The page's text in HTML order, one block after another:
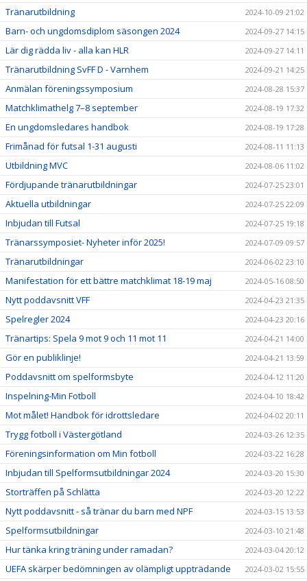
Tränarutbildning 2024-10-09 21:02
Barn- och ungdomsdiplom säsongen 2024 2024-09-27 14:15
Lär dig rädda liv - alla kan HLR 2024-09-27 14:11
Tränarutbildning SvFF D - Varnhem 2024-09-21 14:25
Anmälan föreningssymposium 2024-08-28 15:37
Matchklimathelg 7–8 september 2024-08-19 17:32
En ungdomsledares handbok 2024-08-19 17:28
Frimånad för futsal 1-31 augusti 2024-08-11 11:13
Utbildning MVC 2024-08-06 11:02
Fördjupande tränarutbildningar 2024-07-25 23:01
Aktuella utbildningar 2024-07-25 22:09
Inbjudan till Futsal 2024-07-25 19:18
Tränarssymposiet- Nyheter inför 2025! 2024-07-09 09:57
Tränarutbildningar 2024-06-02 23:10
Manifestation för ett bättre matchklimat 18-19 maj 2024-05-16 08:50
Nytt poddavsnitt VFF 2024-04-23 21:35
Spelregler 2024 2024-04-23 20:16
Tränartips: Spela 9 mot 9 och 11 mot 11 2024-04-21 14:00
Gör en publiklinje! 2024-04-21 13:59
Poddavsnitt om spelformsbyte 2024-04-12 11:20
Inspelning-Min Fotboll 2024-04-10 18:42
Mot målet! Handbok för idrottsledare 2024-04-02 20:11
Trygg fotboll i Västergötland 2024-03-26 12:35
Föreningsinformation om Min fotboll 2024-03-22 16:28
Inbjudan till Spelformsutbildningar 2024 2024-03-20 15:30
Storträffen på Schlätta 2024-03-20 12:22
Nytt poddavsnitt - så tränar du barn med NPF 2024-03-15 13:53
Spelformsutbildningar 2024-03-10 21:48
Hur tänka kring träning under ramadan? 2024-03-04 20:12
UEFA skärper bedömningen av olämpligt uppträdande 2024-03-02 15:55